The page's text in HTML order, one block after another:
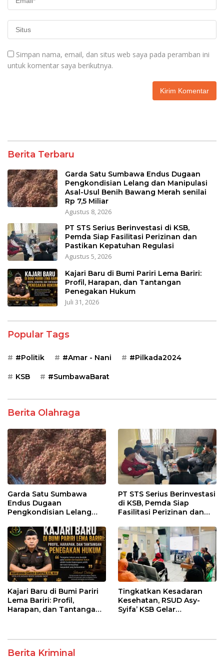
Simpan nama, email, dan situs web saya pada peramban ini
untuk komentar saya berikutnya.
Berita Terbaru
Garda Satu Sumbawa Endus Dugaan
Pengkondisian Lelang dan Manipulasi
Asal-Usul Benih Bawang Merah senilai
Rp 7,5 Miliar
Agustus 8, 2026
PT STS Serius Berinvestasi di KSB,
Pemda Siap Fasilitasi Perizinan dan
Pastikan Kepatuhan Regulasi
Agustus 5, 2026
Kajari Baru di Bumi Pariri Lema Bariri:
Profil, Harapan, dan Tantangan
Penegakan Hukum
Juli 31, 2026
Popular Tags
#Politik #Amar - Nani #Pilkada2024
KSB #SumbawaBarat
Berita Olahraga
Garda Satu Sumbawa
Endus Dugaan
Pengkondisian Lelang
Benih Bawang Merah
senilai Rp 7,5 Miliar
PT STS Serius Berinvestasi
di KSB, Pemda Siap
Fasilitasi Perizinan dan
Regulasi
Kajari Baru di Bumi Pariri
Lema Bariri: Profil,
Harapan, dan Tantangan
Tingkatkan Kesadaran
Kesehatan, RSUD Asy-
Syifa’ KSB Gelar
Berita Kriminal